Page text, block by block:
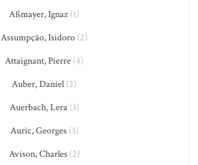
Aßmayer, Ignaz (1)
Assumpção, Isidoro (2)
Attaignant, Pierre (4)
Auber, Daniel (2)
Auerbach, Lera(3)
Auric, Georges(3)
Avison, Charles(2)